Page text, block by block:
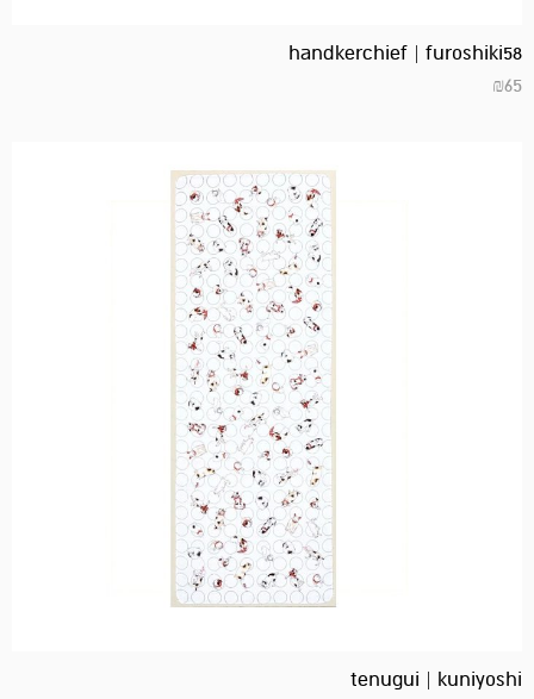
handkerchief | furoshiki58
₪65
tenugui | kuniyoshi